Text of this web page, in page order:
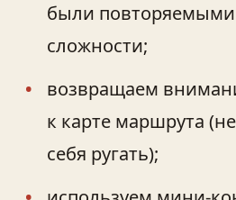
были
сложности;
возвращаем
к карте маршрута
себя ругать);